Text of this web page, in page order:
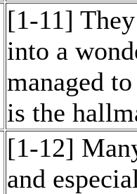
[1-11]
into a
managed
is the
[1-12]
and